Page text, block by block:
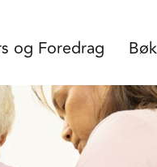
og Foredrag